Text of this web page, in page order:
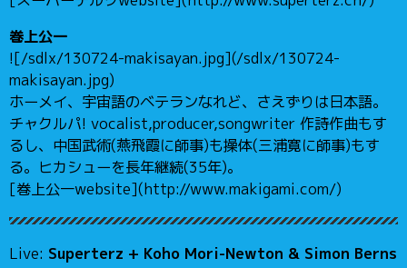
巻上公一
![/sdlx/130724-makisayan.jpg](/sdlx/130724-
makisayan.jpg)
ホーメイ、宇宙語のベテランなれど、さえずりは日本語。
チャクルパ! vocalist,producer,songwriter 作詩作曲もす
るし、中国武術(燕飛霞に師事)も操体(三浦寛に師事)もす
る。ヒカシューを長年継続(35年)。
[巻上公一website](http://www.makigami.com/)
Live: Superterz + Koho Mori-Newton & Simon Berns